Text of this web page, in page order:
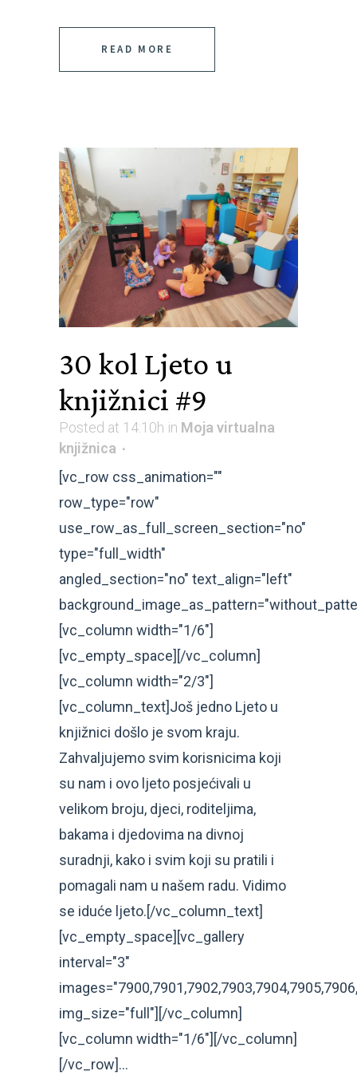
READ MORE
30 kol Ljeto u
knjižnici #9
Posted at 14:10h in Moja virtualna
knjižnica
[vc_row css_animation=""
row_type="row"
use_row_as_full_screen_section="no"
type="full_width"
angled_section="no" text_align="left"
[vc_column width="1/6"]
[vc_empty_space][/vc_column]
[vc_column width="2/3"]
[vc_column_text]Još jedno Ljeto u
knjižnici došlo je svom kraju.
Zahvaljujemo svim korisnicima koji
su nam i ovo ljeto posjećivali u
velikom broju, djeci, roditeljima,
bakama i djedovima na divnoj
suradnji, kako i svim koji su pratili i
pomagali nam u našem radu. Vidimo
se iduće ljeto.[/vc_column_text]
[vc_empty_space][vc_gallery
interval="3"
img_size="full"][/vc_column]
[vc_column width="1/6"][/vc_column]
[/vc_row]...